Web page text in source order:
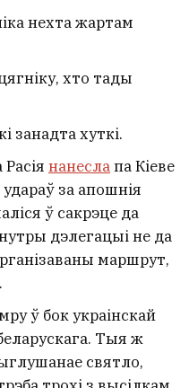
нехта жартам
хто тады
занадта хуткі.
нанеслапа Кіеве
за апошнія
ў сакрэце да
дэлегацыі не да
маршрут,
ў бок украінскай
Тыя ж
святло,